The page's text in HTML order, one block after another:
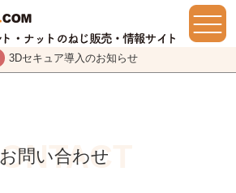
3Dセキュア導入のお知らせ
お問い合わせ